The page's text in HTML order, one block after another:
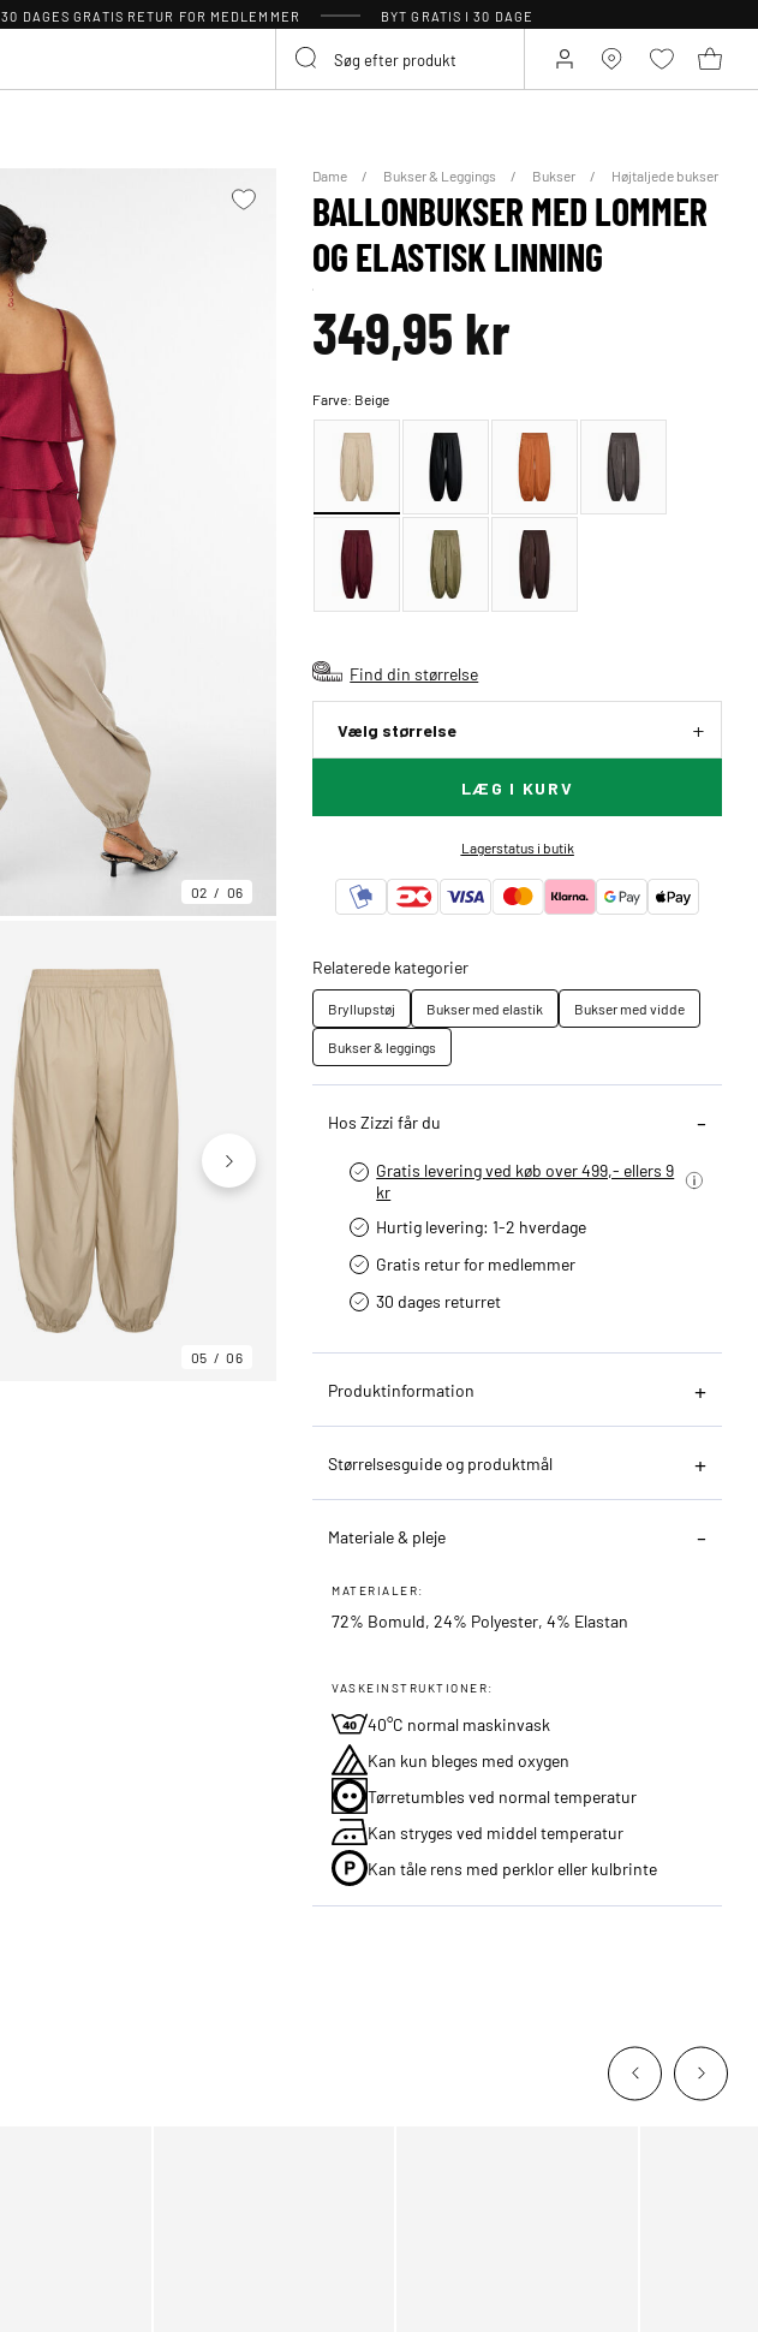
30 DAGES GRATIS RETUR FOR MEDLEMMER BYT GRATIS I 30 DAGE
02 06
05 06 06 06
Dame Bukser & Leggings Bukser Højtaljede bukser
BALLONBUKSER MED LOMMER
OG ELASTISK LINNING
349,95 kr
Farve: Beige
Find din størrelse
Vælg størrelse
LÆG I KURV
Lagerstatus i butik
Relaterede kategorier
Bryllupstøj Bukser med elastik
Bukser med vidde
Bukser & leggings
Hos Zizzi får du
Gratis levering ved køb over 499,- ellers 9
kr
Hurtig levering­: 1-2 hverdage
Gratis retur for medlemmer
30 dages returret
Produktinformation
Størrelsesguide og produktmål
Materiale & pleje
MATERIALER:
72% Bomuld, 24% Polyester, 4% Elastan
VASKEINSTRUKTIONER:
40°C normal maskinvask
Kan kun bleges med oxygen
Tørretumbles ved normal temperatur
Kan stryges ved middel temperatur
Kan tåle rens med perklor eller kulbrinte